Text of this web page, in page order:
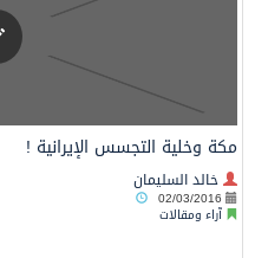
مكة وخلية التجسس الإيرانية !
خالد السليمان
02/03/2016
آراء ومقالات